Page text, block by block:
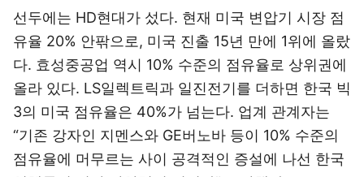
선두에는 HD현대가 섰다. 현재 미국 변압기 시장 점
유율 20% 안팎으로, 미국 진출 15년 만에 1위에 올랐
다. 효성중공업 역시 10% 수준의 점유율로 상위권에
올라 있다. LS일렉트릭과 일진전기를 더하면 한국 빅
3의 미국 점유율은 40%가 넘는다. 업계 관계자는
“기존 강자인 지멘스와 GE버노바 등이 10% 수준의
점유율에 머무르는 사이 공격적인 증설에 나선 한국